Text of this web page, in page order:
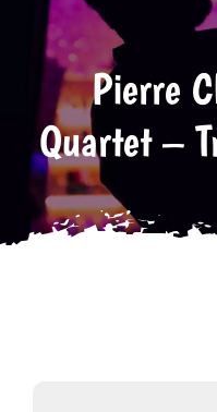
Photos
Tarifs Pierre
Quartet –